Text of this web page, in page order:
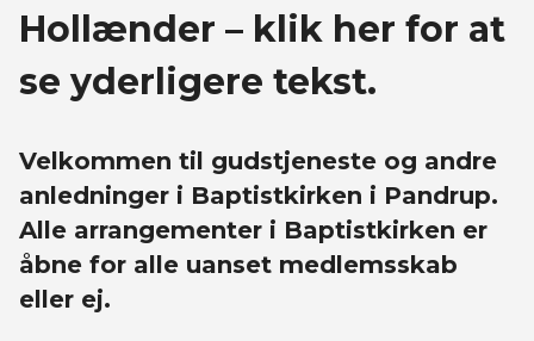
Hollænder – klik her for at
se yderligere tekst.
Velkommen til gudstjeneste og andre
anledninger i Baptistkirken i Pandrup.
Alle arrangementer i Baptistkirken er
åbne for alle uanset medlemsskab
eller ej.